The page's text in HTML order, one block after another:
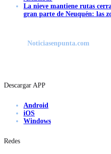
La nieve mantiene rutas
gran parte de Neuquén: las
Noticiasenpunta.com
Descargar APP
Android
iOS
Windows
Redes